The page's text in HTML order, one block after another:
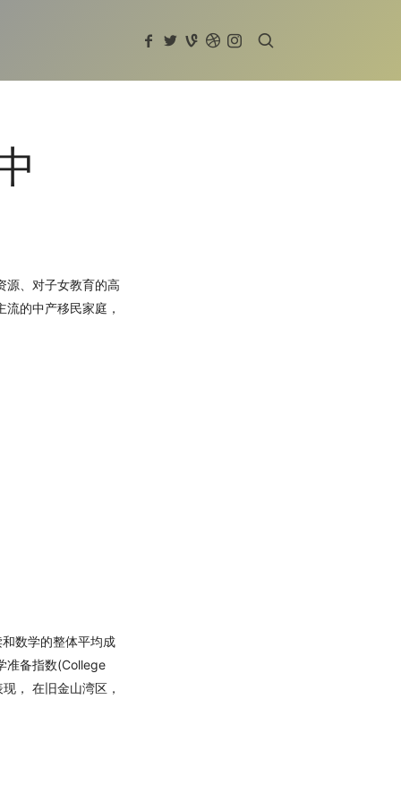
源、对子女教育的高
的中产移民家庭，
数学的整体平均成
准备指数(College
， 在旧金山湾区，